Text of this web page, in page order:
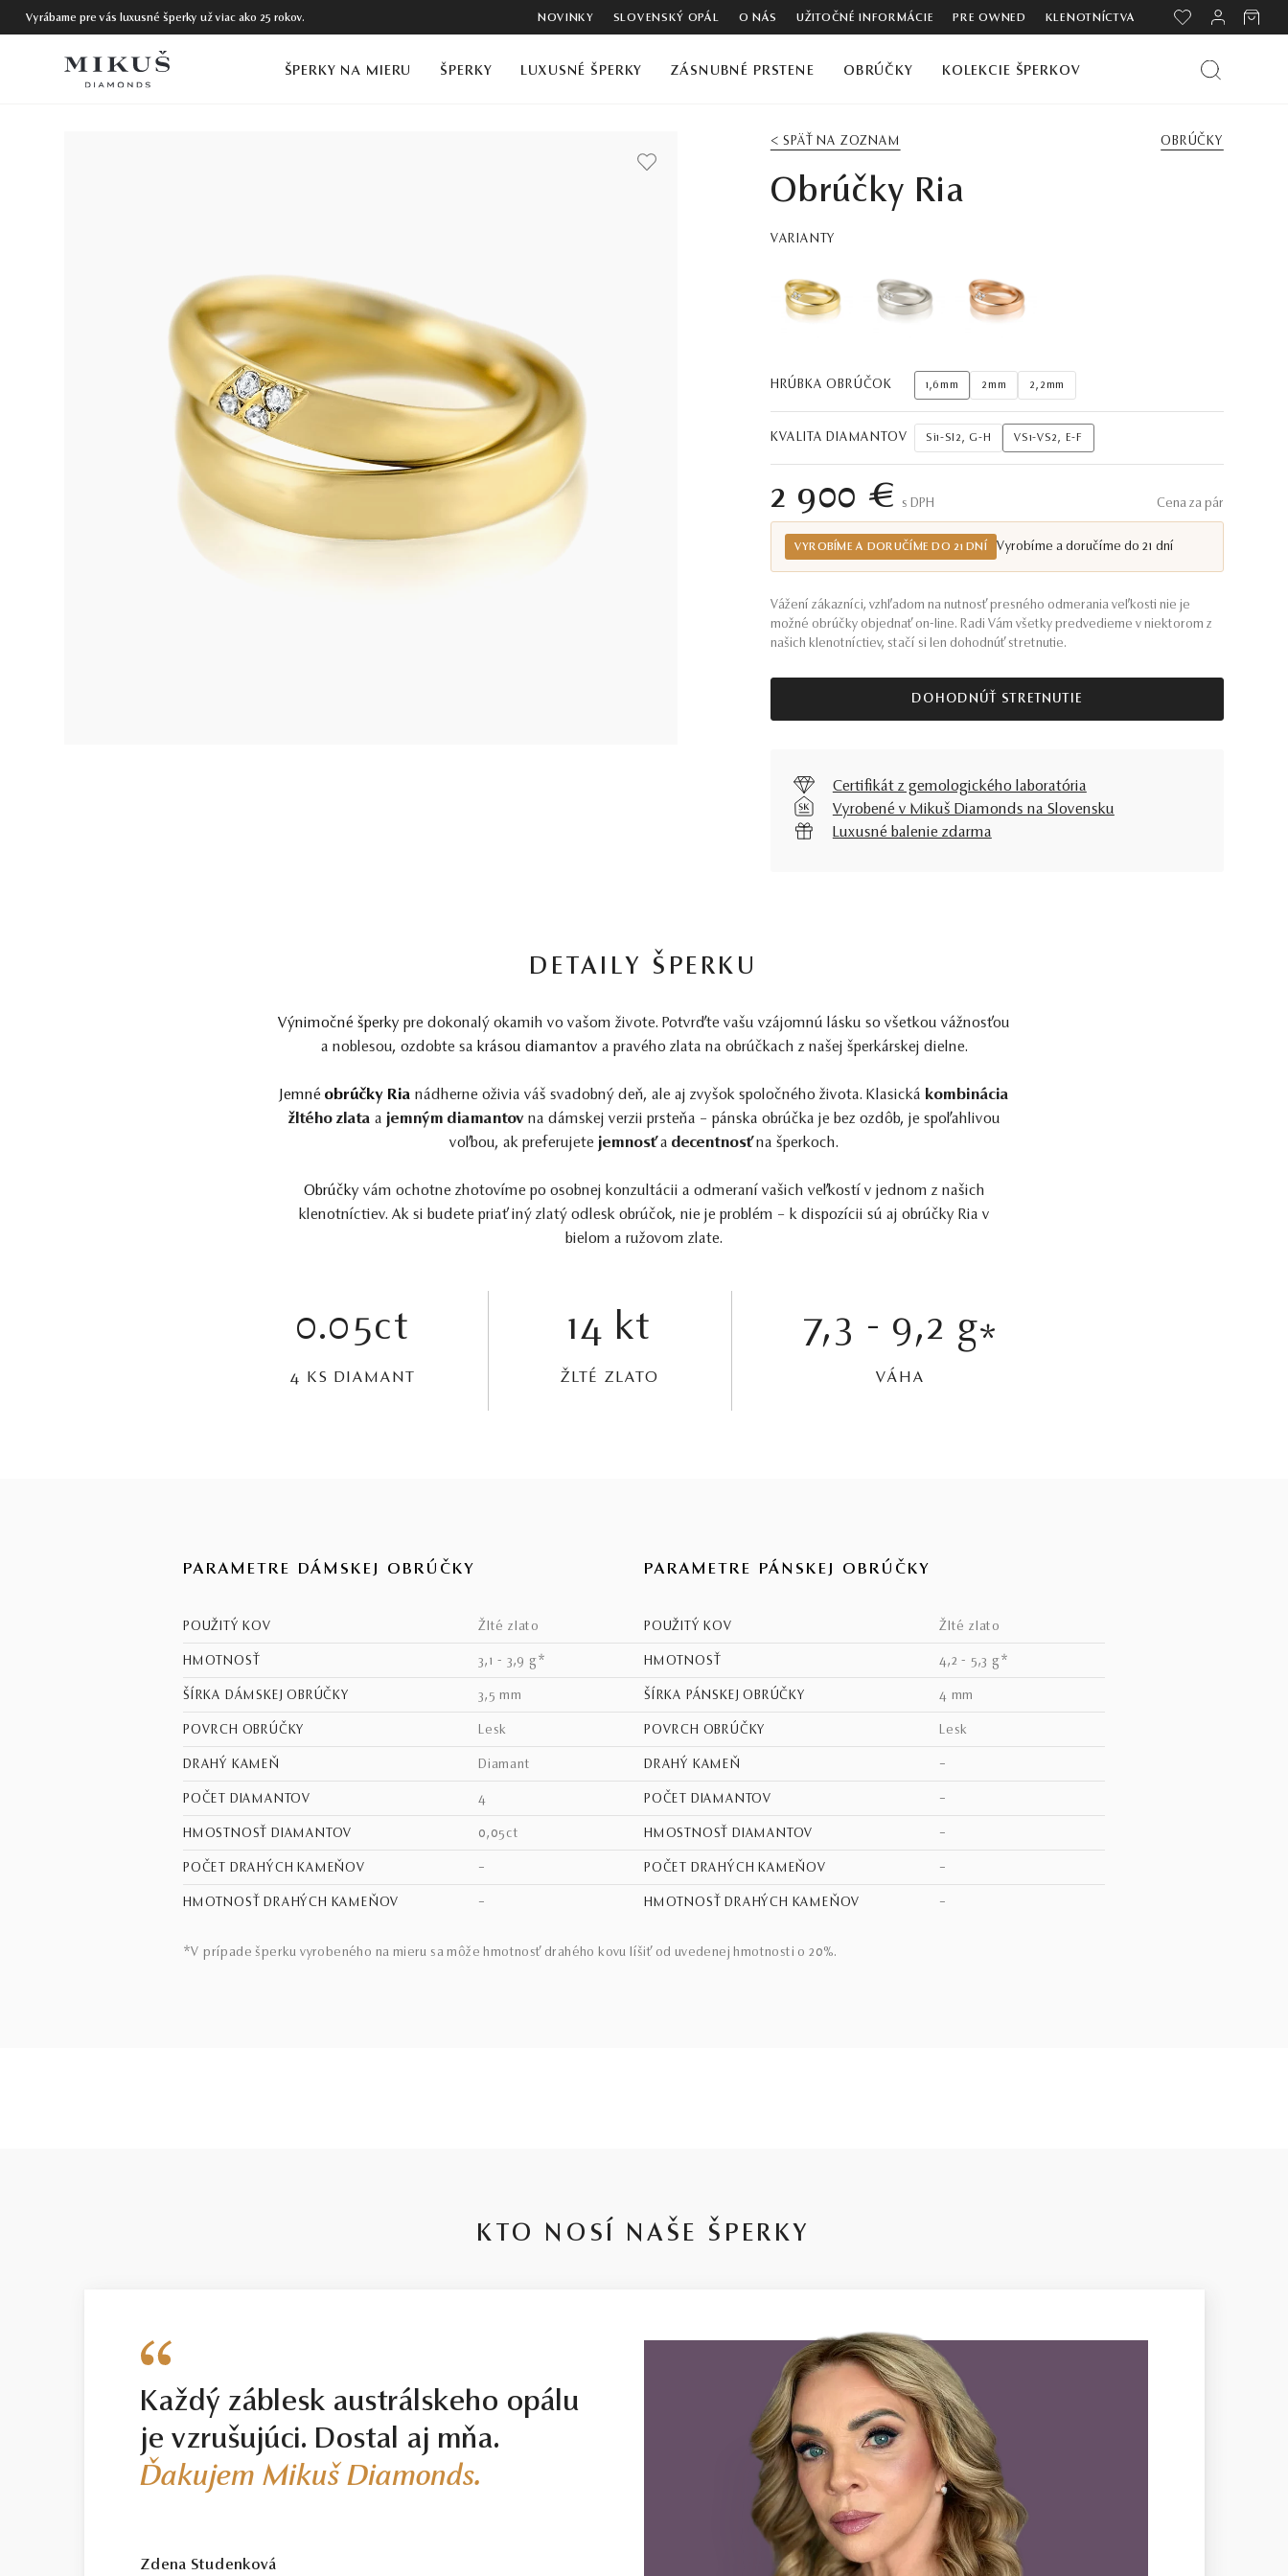
Vyrábame pre vás luxusné šperky už viac ako 25 rokov. NOVINKY SLOVENSKÝ OPÁL O NÁS UŽITOČNÉ INFORMÁCIE PRE OWNED KLENOTNÍCTVA
ŠPERKY NA MIERU ŠPERKY LUXUSNÉ ŠPERKY ZÁSNUBNÉ PRSTENE OBRÚČKY KOLEKCIE ŠPERKOV
< SPÄŤ NA ZOZNAM OBRÚČKY
Obrúčky Ria
VARIANTY
HRÚBKA OBRÚČOK 1,6mm 2mm 2,2mm
KVALITA DIAMANTOV Si1-SI2, G-H VS1-VS2, E-F
2 900 € S DPH Cena za pár
VYROBÍME A DORUČÍME DO 21 DNÍ Vyrobíme a doručíme do 21 dní
Vážení zákazníci, vzhľadom na nutnosť presného odmerania veľkosti nie je
možné obrúčky objednať on-line. Radi Vám všetky predvedieme v niektorom z
našich klenotníctiev, stačí si len dohodnúť stretnutie.
DOHODNÚŤ STRETNUTIE
Certifikát z gemologického laboratória
Vyrobené v Mikuš Diamonds na Slovensku
Luxusné balenie zdarma
DETAILY ŠPERKU
Výnimočné šperky pre dokonalý okamih vo vašom živote. Potvrďte vašu vzájomnú lásku so všetkou vážnosťou
a noblesou, ozdobte sa krásou diamantov a pravého zlata na obrúčkach z našej šperkárskej dielne.
Jemné obrúčky Ria nádherne oživia váš svadobný deň, ale aj zvyšok spoločného života. Klasická kombinácia
žltého zlata a jemným diamantov na dámskej verzii prsteňa – pánska obrúčka je bez ozdôb, je spoľahlivou
voľbou, ak preferujete jemnosťa decentnosťna šperkoch.
Obrúčky vám ochotne zhotovíme po osobnej konzultácii a odmeraní vašich veľkostí v jednom z našich
klenotníctiev. Ak si budete priať iný zlatý odlesk obrúčok, nie je problém – k dispozícii sú aj obrúčky Ria v
bielom a ružovom zlate.
0.05ct
4 KS DIAMANT
14 kt
ŽLTÉ ZLATO
7,3 - 9,2 g*
VÁHA
PARAMETRE DÁMSKEJ OBRÚČKY
POUŽITÝ KOV žlté zlato
HMOTNOSŤ 3,1 - 3,9 g*
ŠÍRKA DÁMSKEJ OBRÚČKY 3,5 mm
POVRCH OBRÚČKY lesk
DRAHÝ KAMEŇ diamant
POČET DIAMANTOV 4
HMOSTNOSŤ DIAMANTOV 0,05ct
POČET DRAHÝCH KAMEŇOV –
HMOTNOSŤ DRAHÝCH KAMEŇOV –
PARAMETRE PÁNSKEJ OBRÚČKY
POUŽITÝ KOV žlté zlato
HMOTNOSŤ 4,2 - 5,3 g*
ŠÍRKA PÁNSKEJ OBRÚČKY 4 mm
POVRCH OBRÚČKY lesk
DRAHÝ KAMEŇ –
POČET DIAMANTOV –
HMOSTNOSŤ DIAMANTOV –
POČET DRAHÝCH KAMEŇOV –
HMOTNOSŤ DRAHÝCH KAMEŇOV –
*V prípade šperku vyrobeného na mieru sa môže hmotnosť drahého kovu líšiť od uvedenej hmotnosti o 20%.
KTO NOSÍ NAŠE ŠPERKY
Každý záblesk austrálskeho opálu
je vzrušujúci. Dostal aj mňa.
Ďakujem Mikuš Diamonds.
Zdena Studenková